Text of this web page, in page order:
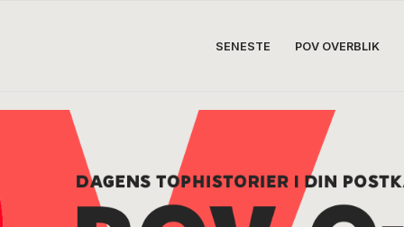
SENESTE POV OVERBLIK